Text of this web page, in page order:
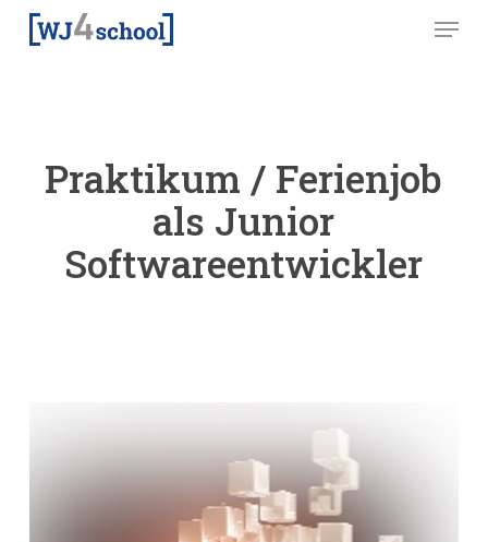
Skip
Menu
Praktikum / Ferienjob
als Junior
Softwareentwickler